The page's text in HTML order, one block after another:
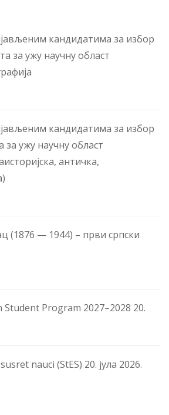
кандидатима за избор
за ужу научну област
кандидатима за избор
ужу научну област
античка,
(1876 — 1944) – први српски
Program 2027–2028 20.
nauci (StES) 20. јула 2026.